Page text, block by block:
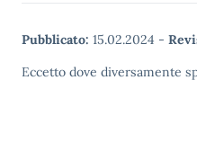
Pubblicato: 15.02.2024 -
Eccetto dove diversamente